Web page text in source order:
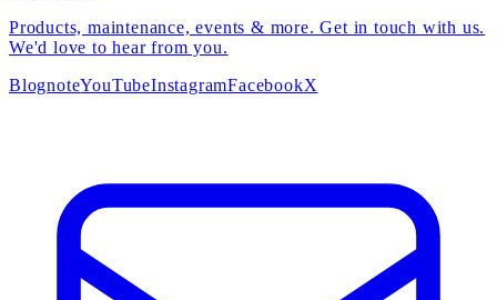
Products, maintenance, events & more. Get in touch with us.
We'd love to hear from you.
BlognoteYouTubeInstagramFacebookX